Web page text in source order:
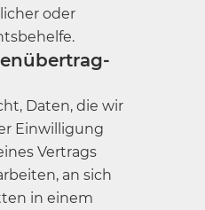
oder
Daten, die wir
Einwilligung
Vertrags
an sich
in einem